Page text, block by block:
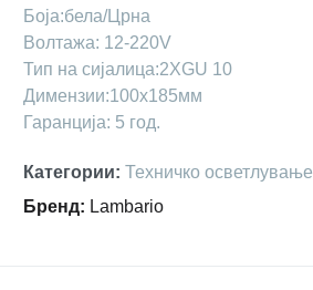
Боја:бела/Црна
Волтажа: 12-220V
Тип на сијалица:2ХGU 10
Димензии:100х185мм
Гаранција: 5 год.
Категории: Техничко осветлување
Бренд: Lambario